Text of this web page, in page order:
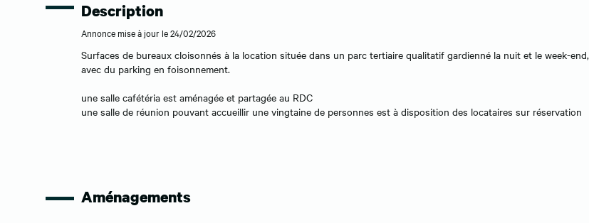
Description
Annonce mise à jour le 24/02/2026
Surfaces de bureaux cloisonnés à la location située dans un parc tertiaire qualitatif gardienné la nuit et le week-end,
avec du parking en foisonnement.
une salle cafétéria est aménagée et partagée au RDC
une salle de réunion pouvant accueillir une vingtaine de personnes est à disposition des locataires sur réservation
Aménagements